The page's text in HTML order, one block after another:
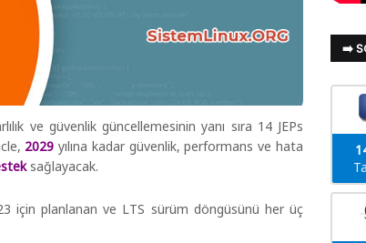
ve güvenlik güncellemesinin yanı sıra 14 JEPs
2029 yılına kadar güvenlik, performans ve hata
sağlayacak.
için planlanan ve LTS sürüm döngüsünü her üç
➡️